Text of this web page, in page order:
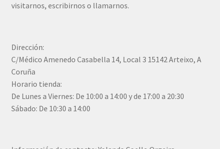
visitarnos, escribirnos o llamarnos.
Dirección:
C/Médico Amenedo Casabella 14, Local 3 15142 Arteixo, A
Coruña
Horario tienda:
De Lunes a Viernes: De 10:00 a 14:00 y de 17:00 a 20:30
Sábado: De 10:30 a 14:00